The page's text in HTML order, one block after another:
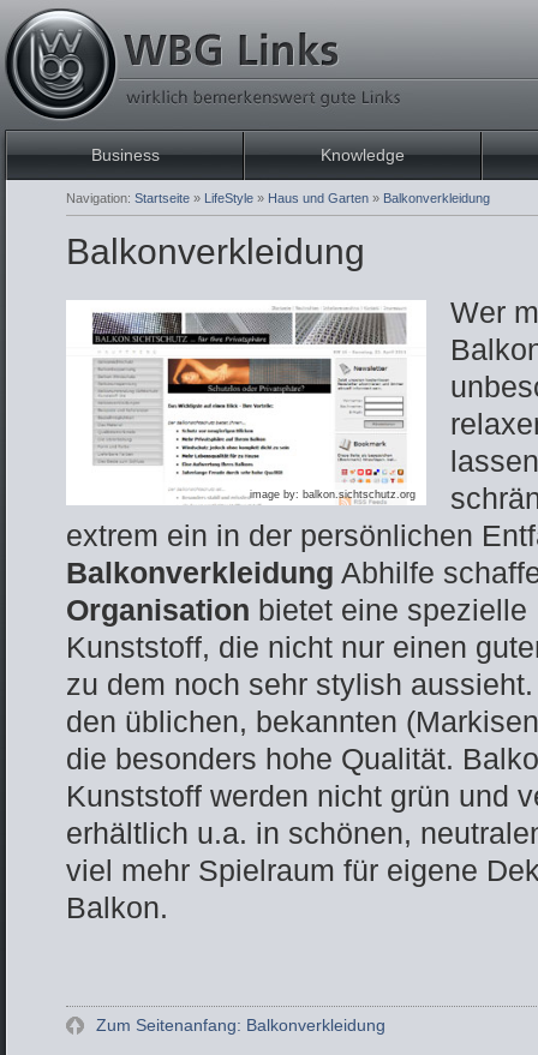
Balkonverkleidung
image by: balkon.sichtschutz.org
Wer
extrem ein in der persönlichen
Balkonverkleidung Abhilfe
Organisation bietet eine spezielle
Kunststoff, die nicht nur einen
zu dem noch sehr stylish
den üblichen, bekannten
die besonders hohe Qualität.
Kunststoff werden nicht grün und
erhältlich u.a. in schönen,
viel mehr Spielraum für eigene
Balkon.
Zum Seitenanfang: Balkonverkleidung
Business Knowledge
Navigation: Startseite » LifeStyle » Haus und Garten » Balkonverkleidung